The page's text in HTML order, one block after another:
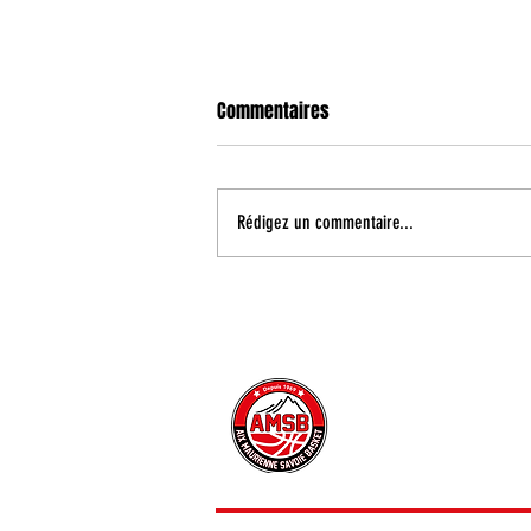
Commentaires
Rédigez un commentaire...